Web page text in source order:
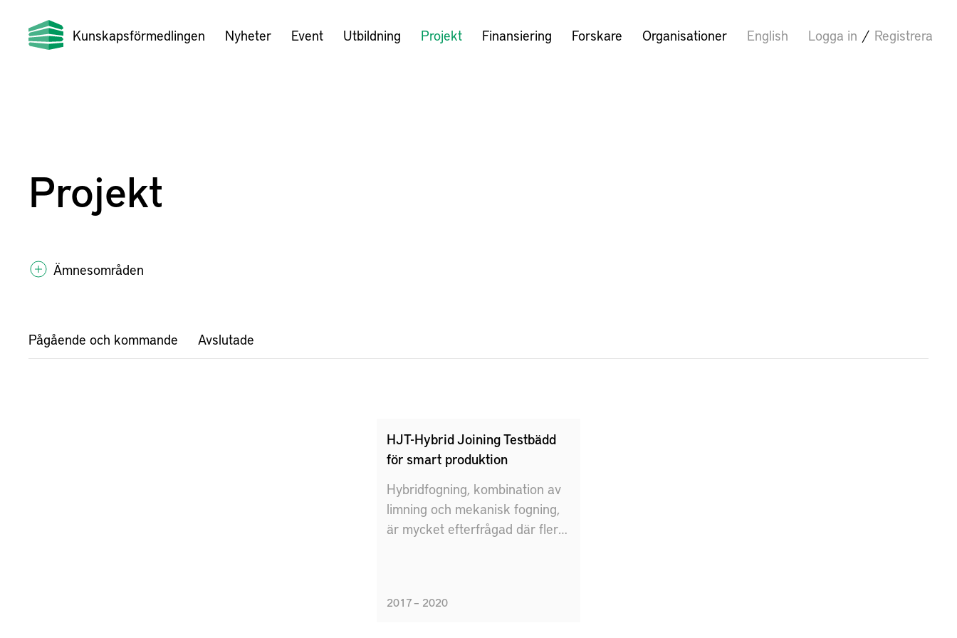
Kunskapsförmedlingen Nyheter Event Utbildning Projekt Finansiering Forskare Organisationer English Logga in / Registrera
Projekt
Ämnesområden
Pågående och kommande Avslutade
HJT-Hybrid Joining Testbädd
för smart produktion
Hybridfogning, kombination av
limning och mekanisk fogning,
är mycket efterfrågad där flera
förmåga att skapa flexibel
2017 – 2020